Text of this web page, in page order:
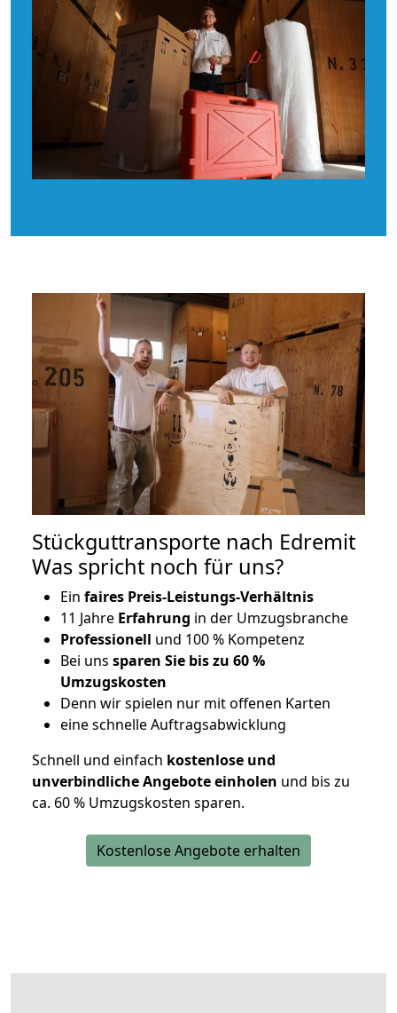
Stückguttransporte nach Edremit
Was spricht noch für uns?
Ein faires Preis-Leistungs-Verhältnis
11 Jahre Erfahrung in der Umzugsbranche
Professionell und 100 % Kompetenz
Bei uns sparen Sie bis zu 60 %
Umzugskosten
Denn wir spielen nur mit offenen Karten
eine schnelle Auftragsabwicklung
Schnell und einfach kostenlose und
unverbindliche Angebote einholen und bis zu
ca. 60 % Umzugskosten sparen.
Kostenlose Angebote erhalten